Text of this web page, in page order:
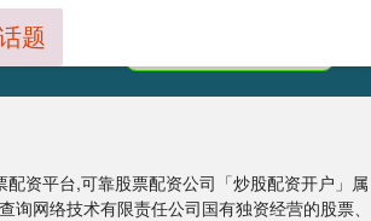
资平台,可靠股票配资公司「炒股配资开户」属
询网络技术有限责任公司国有独资经营的股票、
题